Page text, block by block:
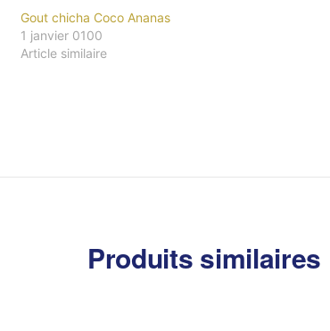
Gout chicha Coco Ananas
1 janvier 0100
Article similaire
Produits similaires